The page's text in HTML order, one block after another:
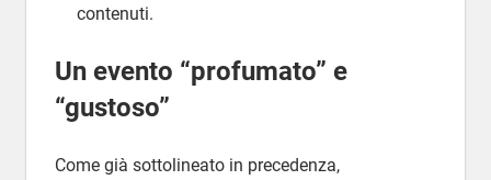
contenuti.
Un evento “profumato” e
“gustoso”
Come già sottolineato in precedenza,